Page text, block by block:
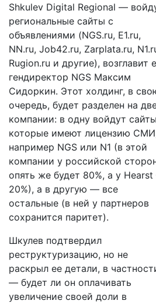
Shkulev Digital Regional —
региональные сайты с
объявлениями (NGS.ru, E1.ru,
NN.ru, Job42.ru, Zarplata.ru,
Rugion.ru и другие), возглавит
гендиректор NGS Максим
Сидоркин. Этот холдинг, в
очередь, будет разделен на
компании: в одну войдут
которые имеют лицензию
например NGS или N1 (в этой
компании у российской
опять же будет 80%, а у
20%), а в другую — все
остальные (в ней у партнеров
сохранится паритет).
Шкулев подтвердил
реструктуризацию, но не
раскрыл ее детали, в
— будет ли он оплачивать
увеличение своей доли в